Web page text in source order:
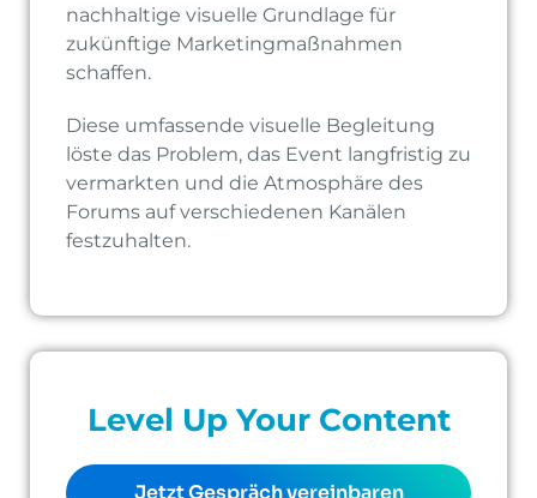
nachhaltige visuelle Grundlage für
zukünftige Marketingmaßnahmen
schaffen.
Diese umfassende visuelle Begleitung
löste das Problem, das Event langfristig zu
vermarkten und die Atmosphäre des
Forums auf verschiedenen Kanälen
festzuhalten.
Level Up Your Content
Jetzt Gespräch vereinbaren